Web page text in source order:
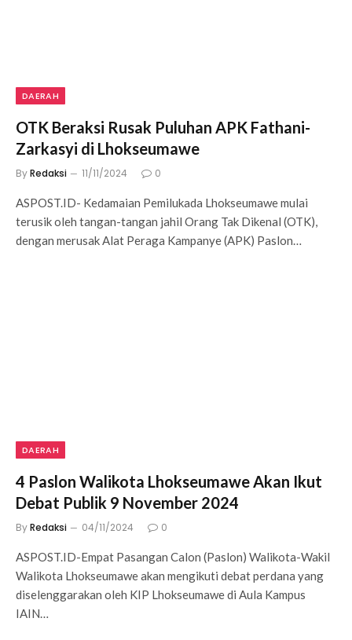
DAERAH
OTK Beraksi Rusak Puluhan APK Fathani-
Zarkasyi di Lhokseumawe
ByRedaksi 11/11/2024 0
ASPOST.ID- Kedamaian Pemilukada Lhokseumawe mulai
terusik oleh tangan-tangan jahil Orang Tak Dikenal (OTK),
dengan merusak Alat Peraga Kampanye (APK) Paslon…
DAERAH
4 Paslon Walikota Lhokseumawe Akan Ikut
Debat Publik 9 November 2024
ByRedaksi 04/11/2024 0
ASPOST.ID-Empat Pasangan Calon (Paslon) Walikota-Wakil
Walikota Lhokseumawe akan mengikuti debat perdana yang
diselenggarakan oleh KIP Lhokseumawe di Aula Kampus
IAIN…